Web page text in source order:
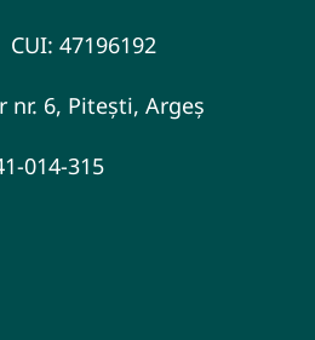
47196192
nr. 6, Pitești, Argeș
014-315